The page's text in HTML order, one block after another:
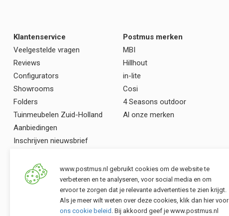
Klantenservice
Veelgestelde vragen
Reviews
Configurators
Showrooms
Folders
Tuinmeubelen Zuid-Holland
Aanbiedingen
Inschrijven nieuwsbrief
Postmus merken
MBI
Hillhout
in-lite
Cosi
4 Seasons outdoor
Al onze merken
www.postmus.nl gebruikt cookies om de website te
verbeteren en te analyseren, voor social media en om
ervoor te zorgen dat je relevante advertenties te zien krijgt.
Als je meer wilt weten over deze cookies, klik dan hier voor
ons cookie beleid . Bij akkoord geef je www.postmus.nl